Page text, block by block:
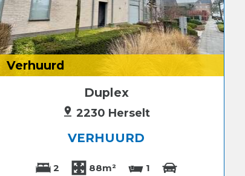
Verhuurd
Duplex
2230 Herselt
VERHUURD
2 88m² 1